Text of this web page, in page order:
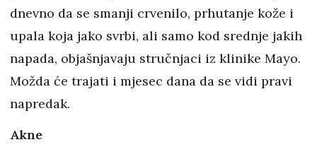
dnevno da se smanji crvenilo, prhutanje kože i
upala koja jako svrbi, ali samo kod srednje jakih
napada, objašnjavaju stručnjaci iz klinike Mayo.
Možda će trajati i mjesec dana da se vidi pravi
napredak.
Akne